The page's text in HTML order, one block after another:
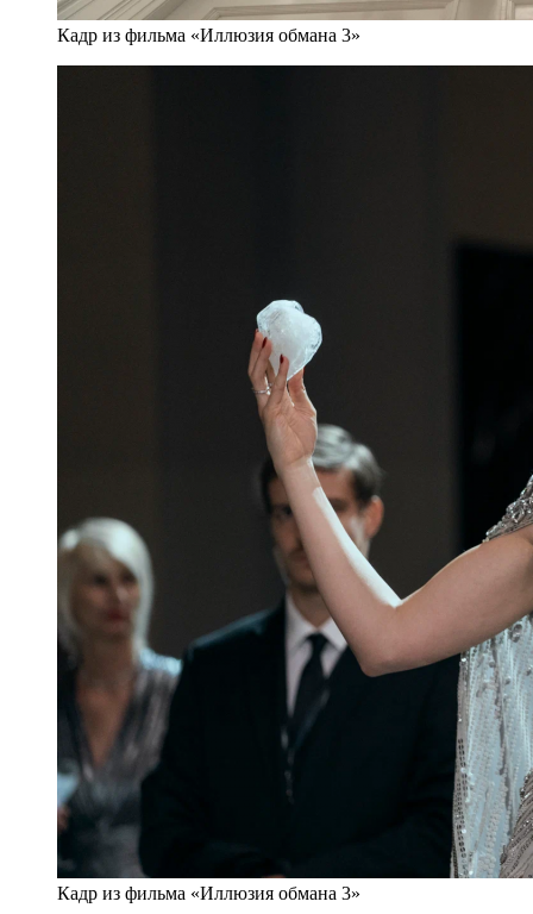
Кадр из фильма «Иллюзия обмана 3»
Кадр из фильма «Иллюзия обмана 3»